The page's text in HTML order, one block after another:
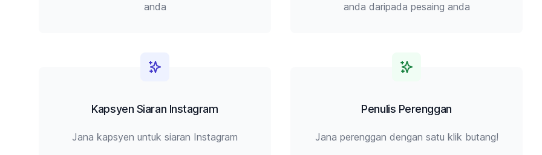
anda
anda daripada pesaing anda
Kapsyen Siaran Instagram
Jana kapsyen untuk siaran Instagram
Penulis Perenggan
Jana perenggan dengan satu klik butang!